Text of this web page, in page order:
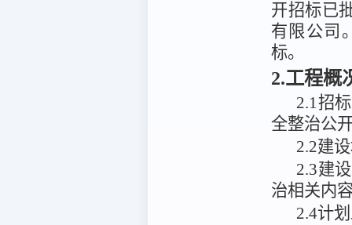
开招标已
有限公司
标。
2.工程概
2.1招
全整治公
2.2建
2.3建
治相关内
2.4计